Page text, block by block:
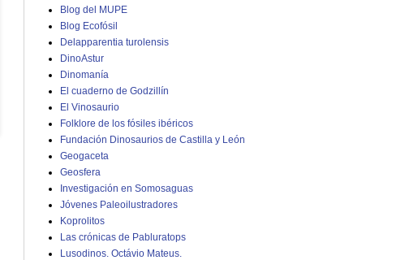
Blog del MUPE
Blog Ecofósil
Delapparentia turolensis
DinoAstur
Dinomanía
El cuaderno de Godzillín
El Vinosaurio
Folklore de los fósiles ibéricos
Fundación Dinosaurios de Castilla y León
Geogaceta
Geosfera
Investigación en Somosaguas
Jóvenes Paleoilustradores
Koprolitos
Las crónicas de Pabluratops
Lusodinos. Octávio Mateus.